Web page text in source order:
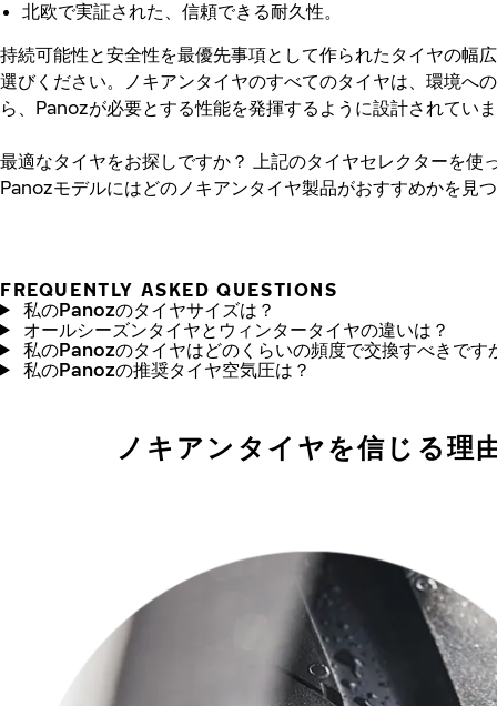
北欧で実証された、信頼できる耐久性。
持続可能性と安全性を最優先事項として作られたタイヤの幅
選びください。ノキアンタイヤのすべてのタイヤは、環境へ
ら、Panozが必要とする性能を発揮するように設計されてい
最適なタイヤをお探しですか？
上記のタイヤセレクターを使
Panozモデルにはどのノキアンタイヤ製品がおすすめかを見
FREQUENTLY ASKED QUESTIONS
私のPanozのタイヤサイズは？
オールシーズンタイヤとウィンタータイヤの違いは？
私のPanozのタイヤはどのくらいの頻度で交換すべきです
私のPanozの推奨タイヤ空気圧は？
ノキアンタイヤを信じる理